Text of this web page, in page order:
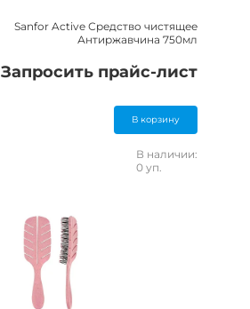
Sanfor Active Средство чистящее
Антиржавчина 750мл
Запросить прайс-лист
В корзину
В наличии:
0 уп.